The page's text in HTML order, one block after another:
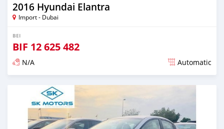
2016 Hyundai Elantra
Import - Dubai
BEI
BIF 12 625 482
N/A Automatic
Ilitangazwa karibia miaka 6 iliopita